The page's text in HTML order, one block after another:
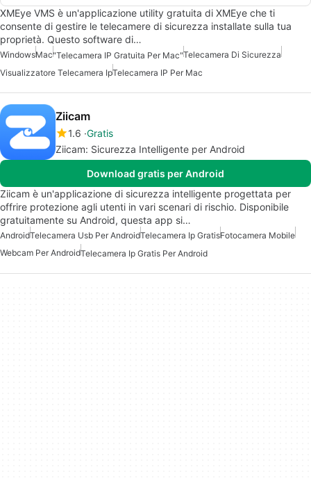
XMEye VMS è un'applicazione utility gratuita di XMEye che ti
consente di gestire le telecamere di sicurezza installate sulla tua
proprietà. Questo software di…
WindowsMac"Telecamera IP Gratuita Per Mac"Telecamera Di Sicurezza
Visualizzatore Telecamera IpTelecamera IP Per Mac
Ziicam
1.6 Gratis
Ziicam: Sicurezza Intelligente per Android
Download gratis per Android
Ziicam è un'applicazione di sicurezza intelligente progettata per
offrire protezione agli utenti in vari scenari di rischio. Disponibile
gratuitamente su Android, questa app si…
AndroidTelecamera Usb Per AndroidTelecamera Ip GratisFotocamera Mobile
Webcam Per AndroidTelecamera Ip Gratis Per Android